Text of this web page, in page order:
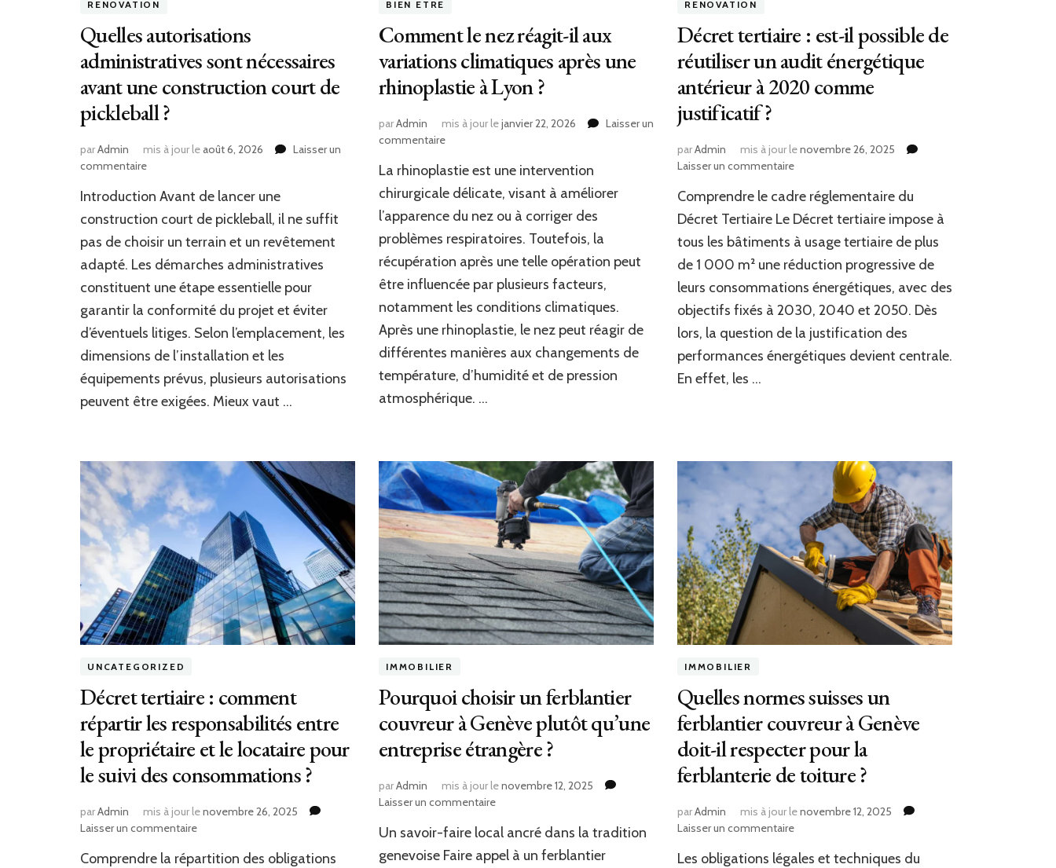
RENOVATION
Quelles autorisations
administratives sont nécessaires
avant une construction court de
pickleball ?
parAdmin mis à jour leaoût 6, 2026
Laisser un
commentairesur
autorisations
administratives
nécessaires
avant
une
construction
court
de
pickleball
?
Introduction Avant de lancer une
construction court de pickleball, il ne suffit
pas de choisir un terrain et un revêtement
adapté. Les démarches administratives
constituent une étape essentielle pour
garantir la conformité du projet et éviter
d’éventuels litiges. Selon l’emplacement, les
dimensions de l’installation et les
équipements prévus, plusieurs autorisations
peuvent être exigées. Mieux vaut …
BIEN ETRE
Comment le nez réagit-il aux
variations climatiques après une
rhinoplastie à Lyon ?
parAdmin mis à jour lejanvier 22, 2026
Laisser un
commentairesur
le
nez
il
aux
variations
climatiques
après
une
rhinoplastie
à
Lyon
?
La rhinoplastie est une intervention
chirurgicale délicate, visant à améliorer
l’apparence du nez ou à corriger des
problèmes respiratoires. Toutefois, la
récupération après une telle opération peut
être influencée par plusieurs facteurs,
notamment les conditions climatiques.
Après une rhinoplastie, le nez peut réagir de
différentes manières aux changements de
température, d’humidité et de pression
atmosphérique. …
RENOVATION
Décret tertiaire : est-il possible de
réutiliser un audit énergétique
antérieur à 2020 comme
justificatif ?
parAdmin mis à jour lenovembre 26, 2025
Laisser un commentairesur
tertiaire
:
il
possible
un
audit
énergétique
antérieur
Comprendre le cadre réglementaire du
Décret Tertiaire Le Décret tertiaire impose à
tous les bâtiments à usage tertiaire de plus
de 1 000 m² une réduction progressive de
leurs consommations énergétiques, avec des
objectifs fixés à 2030, 2040 et 2050. Dès
lors, la question de la justification des
performances énergétiques devient centrale.
En effet, les …
UNCATEGORIZED
Décret tertiaire : comment
répartir les responsabilités entre
le propriétaire et le locataire pour
le suivi des consommations ?
parAdmin mis à jour lenovembre 26, 2025
Laisser un commentairesur
tertiaire
Comprendre la répartition des obligations
IMMOBILIER
Pourquoi choisir un ferblantier
couvreur à Genève plutôt qu’une
entreprise étrangère ?
parAdmin mis à jour lenovembre 12, 2025
Laisser un commentairesur
choisir
un
Un savoir-faire local ancré dans la tradition
genevoise Faire appel à un ferblantier
IMMOBILIER
Quelles normes suisses un
ferblantier couvreur à Genève
doit-il respecter pour la
ferblanterie de toiture ?
parAdmin mis à jour lenovembre 12, 2025
Laisser un commentairesur
normes
Les obligations légales et techniques du